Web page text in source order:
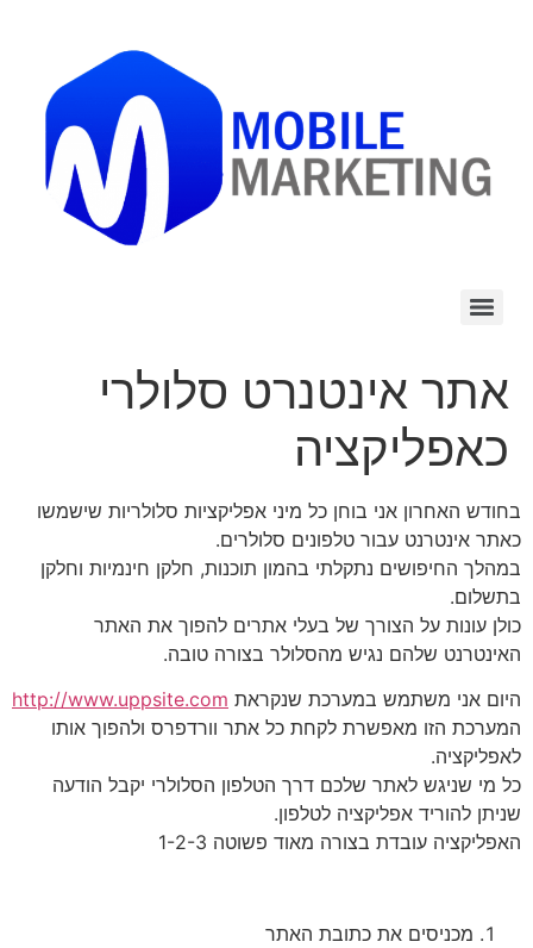
אתר אינטנרט סלולרי
כאפליקציה
בחודש האחרון אני בוחן כל מיני אפליקציות סלולריות שישמשו
כאתר אינטרנט עבור טלפונים סלולרים.
במהלך החיפושים נתקלתי בהמון תוכנות, חלקן חינמיות וחלקן
בתשלום.
כולן עונות על הצורך של בעלי אתרים להפוך את האתר
האינטרנט שלהם נגיש מהסלולר בצורה טובה.
היום אני משתמש במערכת שנקראת http://www.uppsite.com
המערכת הזו מאפשרת לקחת כל אתר וורדפרס ולהפוך אותו
לאפליקציה.
כל מי שניגש לאתר שלכם דרך הטלפון הסלולרי יקבל הודעה
שניתן להוריד אפליקציה לטלפון.
האפליקציה עובדת בצורה מאוד פשוטה 1-2-3
מכניסים את כתובת האתר